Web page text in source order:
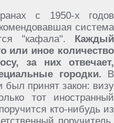
с 1950-х годов
система
"кафала". Каждый
или иное количество
за них отвечает,
городки. В
был принят закон: визу
тот иностранный
кто-нибудь из